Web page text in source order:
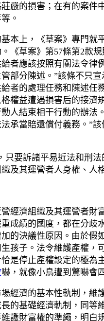
嚴的損害；在有的案
。
本上，《草案》專門
《草案》第57條第2款
者應該按照有關法令
部分陳述。”該條不只
者的處理任務和陳述
權益遭遇損害后的接濟
人結束相干行動的辦
承當賠還償付義務。”
只要訴諸平易近法和刑
及其運營者人身權、人
經濟組織及其運營者財
成績的國度，都在分
的決議性原因。由於
孩子。法令維護產權
是停止產權設定的極
嚇，就像小鳥遭到驚嚇會
經濟的基本性軌制，維
的基礎經濟軌制，同
護財富權的準繩，明